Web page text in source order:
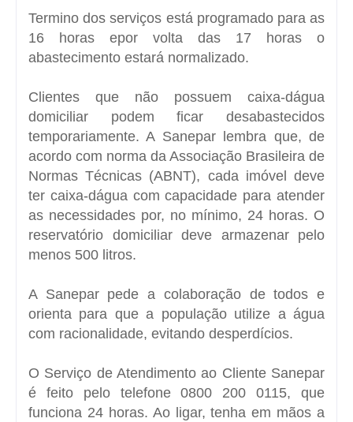
Termino dos serviços está programado para as
16 horas epor volta das 17 horas o
abastecimento estará normalizado.
Clientes que não possuem caixa-dágua
domiciliar podem ficar desabastecidos
temporariamente. A Sanepar lembra que, de
acordo com norma da Associação Brasileira de
Normas Técnicas (ABNT), cada imóvel deve
ter caixa-dágua com capacidade para atender
as necessidades por, no mínimo, 24 horas. O
reservatório domiciliar deve armazenar pelo
menos 500 litros.
A Sanepar pede a colaboração de todos e
orienta para que a população utilize a água
com racionalidade, evitando desperdícios.
O Serviço de Atendimento ao Cliente Sanepar
é feito pelo telefone 0800 200 0115, que
funciona 24 horas. Ao ligar, tenha em mãos a